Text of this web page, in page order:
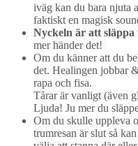
iväg kan du bara njuta
faktiskt en magisk
Nyckeln är att släppa
mer händer det!
Om du känner att du
det. Healingen jobbar
rapa och fisa.
Tårar är vanligt (även
Ljuda! Ju mer du
Om du skulle uppleva
trumresan är slut så